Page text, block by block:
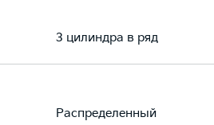
3 цилиндра в ряд
Распределенный